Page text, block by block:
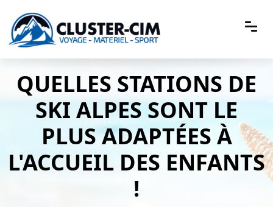
QUELLES STATIONS DE
SKI ALPES SONT LE
PLUS ADAPTÉES À
L'ACCUEIL DES ENFANTS
!